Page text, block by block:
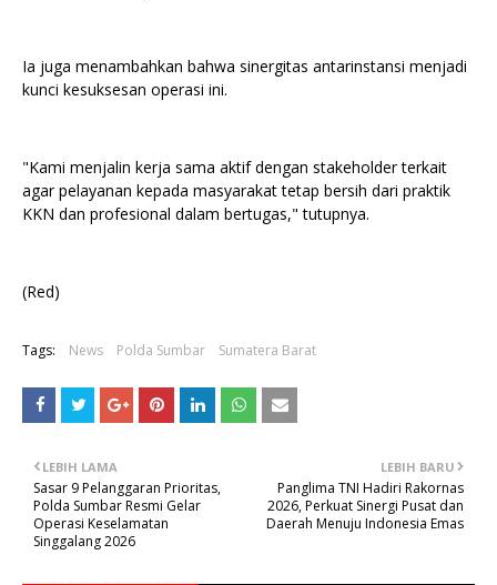
Ia juga menambahkan bahwa sinergitas antarinstansi menjadi
kunci kesuksesan operasi ini.
"Kami menjalin kerja sama aktif dengan stakeholder terkait
agar pelayanan kepada masyarakat tetap bersih dari praktik
KKN dan profesional dalam bertugas," tutupnya.
(Red)
Tags: News Polda Sumbar Sumatera Barat
LEBIH BARU
Panglima TNI Hadiri Rakornas
2026, Perkuat Sinergi Pusat dan
Daerah Menuju Indonesia Emas
LEBIH LAMA
Sasar 9 Pelanggaran Prioritas,
Polda Sumbar Resmi Gelar
Operasi Keselamatan
Singgalang 2026